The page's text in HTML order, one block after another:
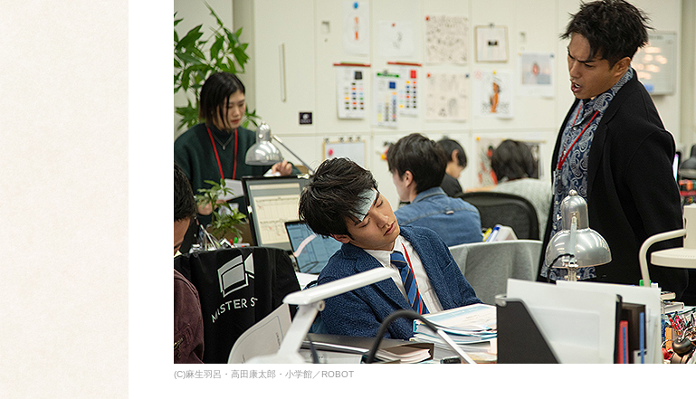
(C)麻生羽呂・高田康太郎・小学館／ROBOT